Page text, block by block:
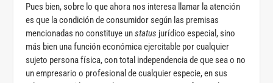
Pues bien, sobre lo que ahora nos interesa llamar la atención
es que la condición de consumidor según las premisas
mencionadas no constituye unstatus jurídico especial, sino
más bien una función económica ejercitable por cualquier
sujeto persona física, con total independencia de que sea o no
un empresario o profesional de cualquier especie, en sus